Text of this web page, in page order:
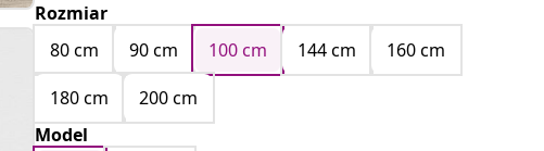
Rozmiar
80 cm
90 cm 100 cm 144 cm
160 cm
180 cm
200 cm
Model